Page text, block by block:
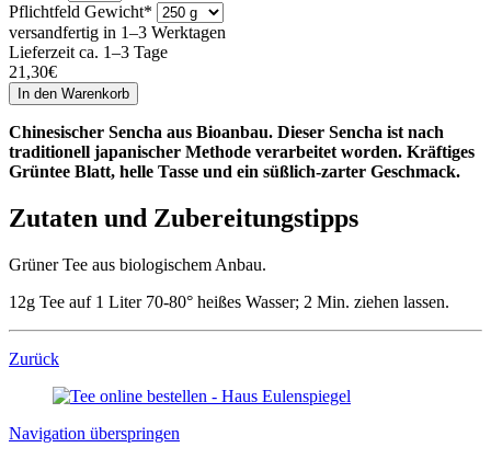
Pflichtfeld Gewicht*
versandfertig in 1–3 Werktagen
Lieferzeit ca. 1–3 Tage
21,30€
Chinesischer Sencha aus Bioanbau. Dieser Sencha ist nach
traditionell japanischer Methode verarbeitet worden. Kräftiges
Grüntee Blatt, helle Tasse und ein süßlich-zarter Geschmack.
Zutaten und Zubereitungstipps
Grüner Tee aus biologischem Anbau.
12g Tee auf 1 Liter 70-80° heißes Wasser; 2 Min. ziehen lassen.
Zurück
Navigation überspringen